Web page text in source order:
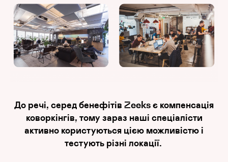
До речі, серед бенефітів Zeeks є компенсація
коворкінгів, тому зараз наші спеціалісти
активно користуються цією можливістю і
тестують різні локації.